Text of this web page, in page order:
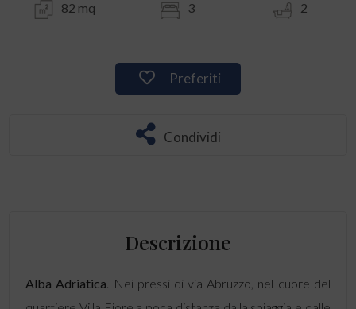
82 mq 3 2
Preferiti
Condividi
Descrizione
Alba Adriatica. Nei pressi di via Abruzzo, nel cuore del